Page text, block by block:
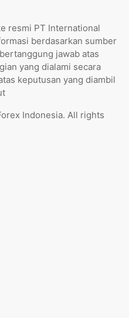
resmi PT International
berdasarkan sumber
jawab atas
yang dialami secara
keputusan yang diambil
Indonesia. All rights